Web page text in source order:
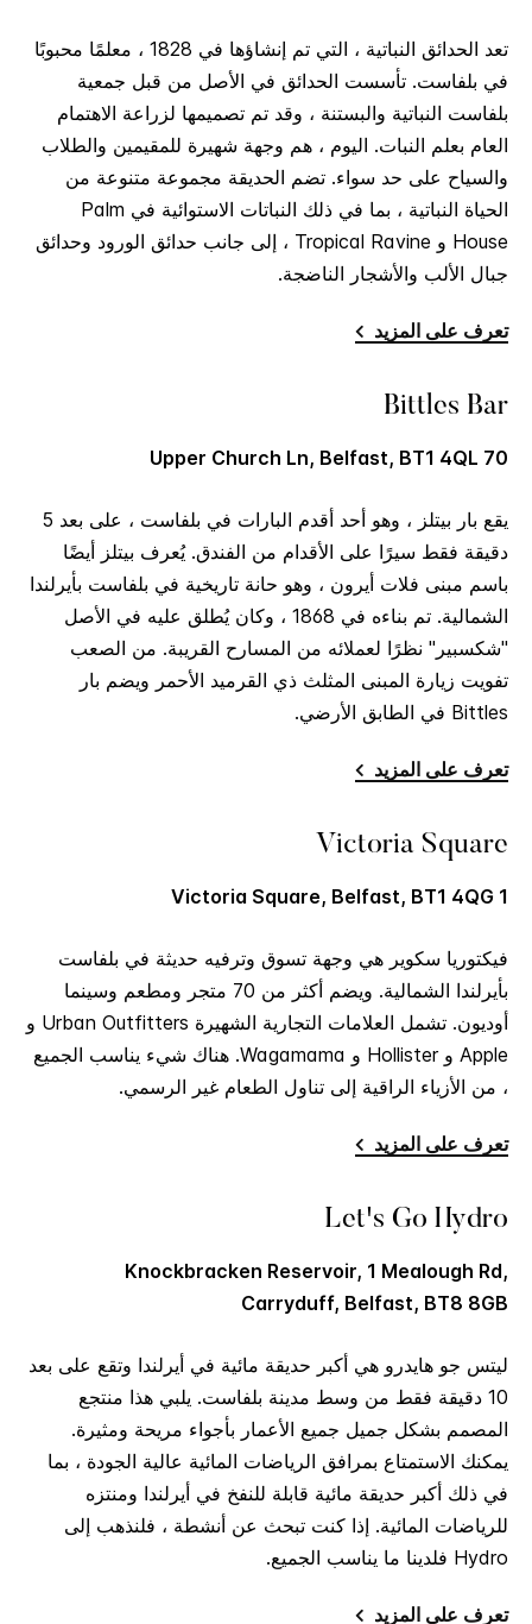
تعد الحدائق النباتية ، التي تم إنشاؤها في 1828 ، معلمًا محبوبًا
في بلفاست. تأسست الحدائق في الأصل من قبل جمعية
بلفاست النباتية والبستنة ، وقد تم تصميمها لزراعة الاهتمام
العام بعلم النبات. اليوم ، هم وجهة شهيرة للمقيمين والطلاب
والسياح على حد سواء. تضم الحديقة مجموعة متنوعة من
الحياة النباتية ، بما في ذلك النباتات الاستوائية في Palm
House و Tropical Ravine ، إلى جانب حدائق الورود وحدائق
جبال الألب والأشجار الناضجة.
تعرف على المزيد
Bittles Bar
70 Upper Church Ln, Belfast, BT1 4QL
يقع بار بيتلز ، وهو أحد أقدم البارات في بلفاست ، على بعد 5
دقيقة فقط سيرًا على الأقدام من الفندق. يُعرف بيتلز أيضًا
باسم مبنى فلات أيرون ، وهو حانة تاريخية في بلفاست بأيرلندا
الشمالية. تم بناءه في 1868 ، وكان يُطلق عليه في الأصل
"شكسبير" نظرًا لعملائه من المسارح القريبة. من الصعب
تفويت زيارة المبنى المثلث ذي القرميد الأحمر ويضم بار
Bittles في الطابق الأرضي.
تعرف على المزيد
Victoria Square
1 Victoria Square, Belfast, BT1 4QG
فيكتوريا سكوير هي وجهة تسوق وترفيه حديثة في بلفاست
بأيرلندا الشمالية. ويضم أكثر من 70 متجر ومطعم وسينما
أوديون. تشمل العلامات التجارية الشهيرة Urban Outfitters و
Apple و Hollister و Wagamama. هناك شيء يناسب الجميع
، من الأزياء الراقية إلى تناول الطعام غير الرسمي.
تعرف على المزيد
Let's Go Hydro
Knockbracken Reservoir, 1 Mealough Rd,
Carryduff, Belfast, BT8 8GB
ليتس جو هايدرو هي أكبر حديقة مائية في أيرلندا وتقع على بعد
10 دقيقة فقط من وسط مدينة بلفاست. يلبي هذا منتجع
المصمم بشكل جميل جميع الأعمار بأجواء مريحة ومثيرة.
يمكنك الاستمتاع بمرافق الرياضات المائية عالية الجودة ، بما
في ذلك أكبر حديقة مائية قابلة للنفخ في أيرلندا ومنتزه
للرياضات المائية. إذا كنت تبحث عن أنشطة ، فلنذهب إلى
Hydro فلدينا ما يناسب الجميع.
تعرف على المزيد